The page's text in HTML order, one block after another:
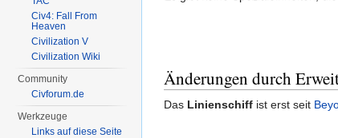
Änderungen durch
Das Linienschiff ist erst seit
Civ4: Fall From
Heaven
Civilization V
Civilization Wiki
Community
Civforum.de
Werkzeuge
Links auf diese Seite